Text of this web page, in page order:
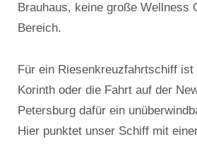
Brauhaus, keine große Wellness
Bereich.
Für ein Riesenkreuzfahrtschiff ist
Korinth oder die Fahrt auf der
Petersburg dafür ein
Hier punktet unser Schiff mit